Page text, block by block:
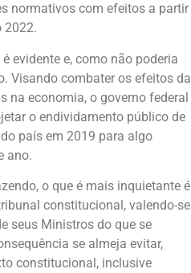
normativos com efeitos a partir
2022.
evidente e, como não poderia
Visando combater os efeitos da
na economia, o governo federal
o endividamento público de
país em 2019 para algo
ano.
o que é mais inquietante é
constitucional, valendo-se
seus Ministros do que se
se almeja evitar,
constitucional, inclusive